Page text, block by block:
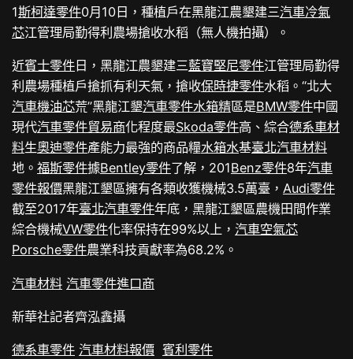
1斯柯達零件0月10日，種植戶在黑龍江農墾建三汽車冷氣
芯江管理局勤得利農場搶收水稻（無人機拍攝）。
近賓士零件 日，黑龍江農墾建三藍寶堅尼零件江管理局勤得
利農場種植戶搶抓有利天氣，搶收保時捷零件水稻。“北大
汽車機油芯荒”黑龍江墾汽車零件水箱精區是BMW零件中國
現代汽車零件貿易商化程度最Skoda零件高、綜合德系車材
料生奧迪零件產能力最強的商品糧水箱水基臺北汽車材料
地。福斯零件據Bentley零件了解，201Benz零件8年汽車
零件報價黑龍江墾區擁有各類收獲機械3.5萬臺，Audi零件
截至2017年臺北汽車零件年底，黑龍江墾區農機田間作業
綜合機械VW零件化率保持在99%以上，汽車空氣芯
Porsche零件農業科技貢獻率為68.2%。
汽車材料 汽車零件進口商
新華社記者齊泓鑫攝
德系車零件 汽車材料報價 賓利零件